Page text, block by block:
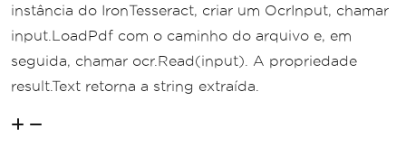
instância do IronTesseract, criar um OcrInput, chamar
input.LoadPdf com o caminho do arquivo e, em
seguida, chamar ocr.Read(input). A propriedade
result.Text retorna a string extraída.